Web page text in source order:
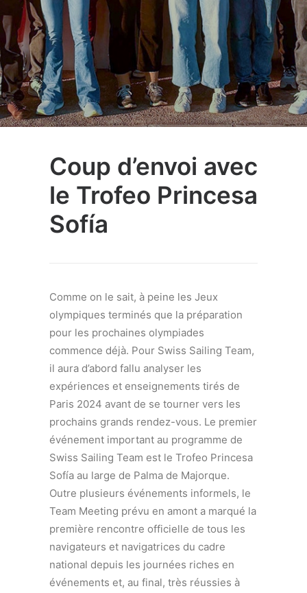
Coup d’envoi avec
le Trofeo Princesa
Sofía
Comme on le sait, à peine les Jeux
olympiques terminés que la préparation
pour les prochaines olympiades
commence déjà. Pour Swiss Sailing Team,
il aura d’abord fallu analyser les
expériences et enseignements tirés de
Paris 2024 avant de se tourner vers les
prochains grands rendez-vous. Le premier
événement important au programme de
Swiss Sailing Team est le Trofeo Princesa
Sofía au large de Palma de Majorque.
Outre plusieurs événements informels, le
Team Meeting prévu en amont a marqué la
première rencontre officielle de tous les
navigateurs et navigatrices du cadre
national depuis les journées riches en
événements et, au final, très réussies à